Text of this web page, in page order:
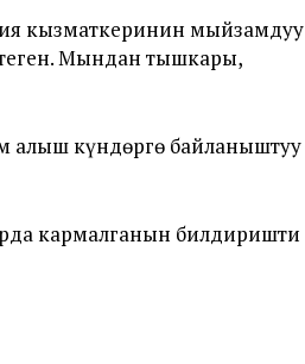
кызматкеринин мыйзамдуу
Мындан тышкары,
алыш күндөргө байланыштуу
кармалганын билдиришти